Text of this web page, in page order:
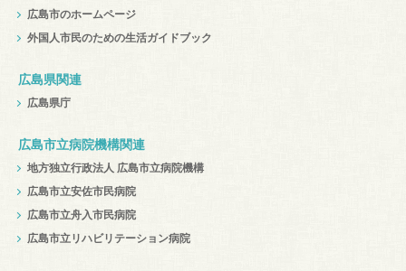
広島市のホームページ
外国人市民のための生活ガイドブック
広島県関連
広島県庁
広島市立病院機構関連
地方独立行政法人 広島市立病院機構
広島市立安佐市民病院
広島市立舟入市民病院
広島市立リハビリテーション病院